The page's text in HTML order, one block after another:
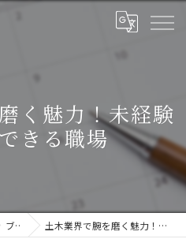
く魅力！未経験
きる職場
ブログ 土木業界で腕を磨く魅力！未経験でも活躍できる職場